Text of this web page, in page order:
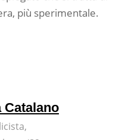
più sperimentale.
Catalano